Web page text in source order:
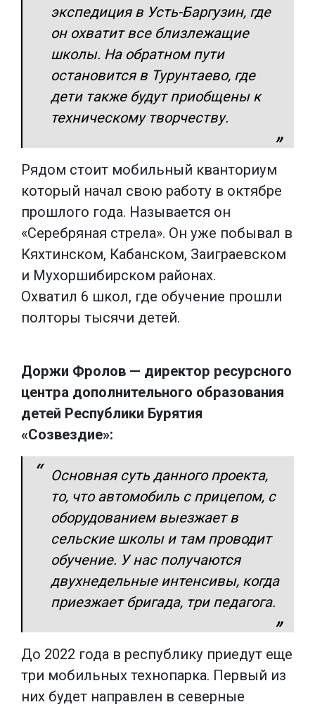
экспедиция в Усть-Баргузин, где
он охватит все близлежащие
школы. На обратном пути
остановится в Турунтаево, где
дети также будут приобщены к
техническому творчеству.
Рядом стоит мобильный кванториум
который начал свою работу в октябре
прошлого года. Называется он
«Серебряная стрела». Он уже побывал в
Кяхтинском, Кабанском, Заиграевском
и Мухоршибирском районах.
Охватил 6 школ, где обучение прошли
полторы тысячи детей.
Доржи Фролов — директор ресурсного
центра дополнительного образования
детей Республики Бурятия
«Созвездие»:
Основная суть данного проекта,
то, что автомобиль с прицепом, с
оборудованием выезжает в
сельские школы и там проводит
обучение. У нас получаются
двухнедельные интенсивы, когда
приезжает бригада, три педагога.
До 2022 года в республику приедут еще
три мобильных технопарка. Первый из
них будет направлен в северные